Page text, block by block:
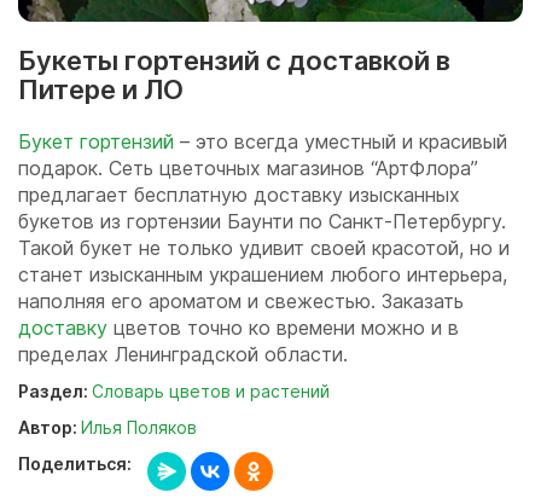
Букеты гортензий с доставкой в
Питере и ЛО
Букет гортензий – это всегда уместный и красивый
подарок. Сеть цветочных магазинов “АртФлора”
предлагает бесплатную доставку изысканных
букетов из гортензии Баунти по Санкт-Петербургу.
Такой букет не только удивит своей красотой, но и
станет изысканным украшением любого интерьера,
наполняя его ароматом и свежестью. Заказать
доставку цветов точно ко времени можно и в
пределах Ленинградской области.
Раздел: Словарь цветов и растений
Автор: Илья Поляков
Поделиться: